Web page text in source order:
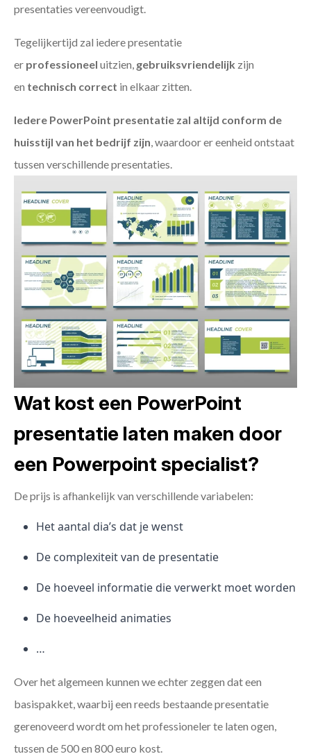
presentaties vereenvoudigt.
Tegelijkertijd zal iedere presentatie
er professioneel uitzien, gebruiksvriendelijk zijn
en technisch correct in elkaar zitten.
Iedere PowerPoint presentatie zal altijd conform de
huisstijl van het bedrijf zijn, waardoor er eenheid ontstaat
tussen verschillende presentaties.
Wat kost een PowerPoint
presentatie laten maken door
een Powerpoint specialist?
De prijs is afhankelijk van verschillende variabelen:
Het aantal dia’s dat je wenst
De complexiteit van de presentatie
De hoeveel informatie die verwerkt moet worden
De hoeveelheid animaties
…
Over het algemeen kunnen we echter zeggen dat een
basispakket, waarbij een reeds bestaande presentatie
gerenoveerd wordt om het professioneler te laten ogen,
tussen de 500 en 800 euro kost.